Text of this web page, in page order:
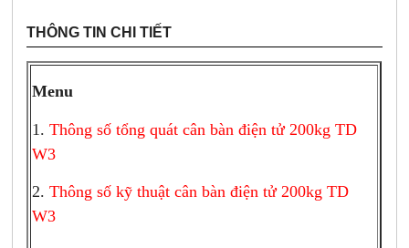
THÔNG TIN CHI TIẾT
Menu
1.Thông số tổng quát cân bàn điện tử 200kg TD
W3
2.Thông số kỹ thuật cân bàn điện tử 200kg TD
W3